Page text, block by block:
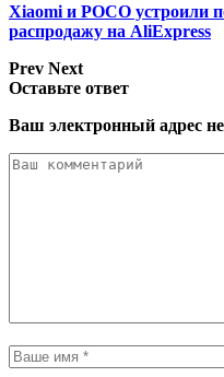
Xiaomi и POCO устроили
распродажу на AliExpress
Prev Next
Оставьте ответ
Ваш электронный адрес